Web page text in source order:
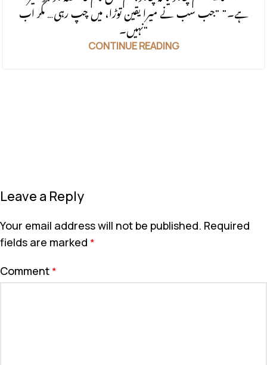
ہے۔" "جب سب نے میرا یقین توڑا، میں چپ رہی… مگر اب
نہیں۔"
CONTINUE READING
Leave a Reply
Your email address will not be published. Required
fields are marked *
Comment *